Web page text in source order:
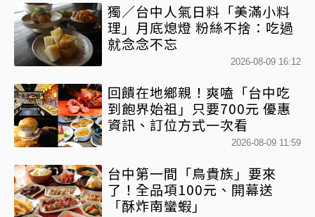
獨／台中人氣日料「美滿小料
理」月底熄燈 粉絲不捨：吃過
就念念不忘
2026-08-09 16:12
回饋在地鄉親！爽嗑「台中吃
到飽界始祖」只要700元 優惠
資訊、訂位方式一次看
2026-08-09 11:59
台中第一間「鳥貴族」要來
了！全品項100元、開幕送
「酥炸南蠻蝦」